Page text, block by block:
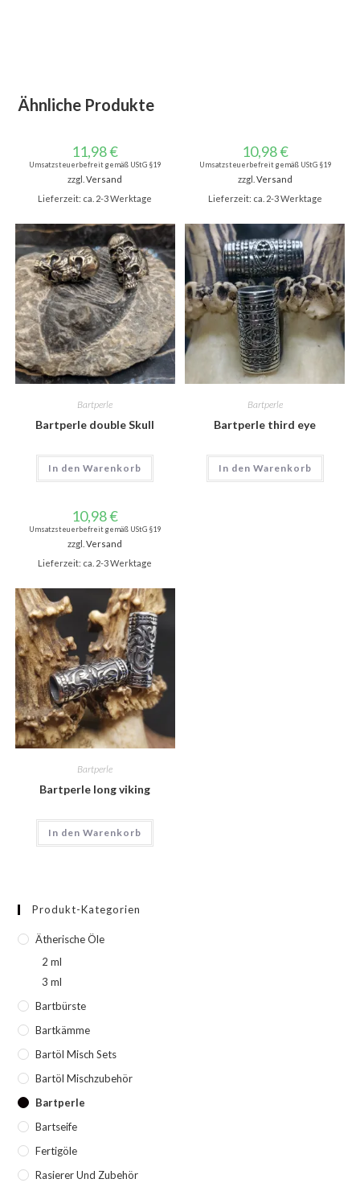
Ähnliche Produkte
11,98€
Umsatzsteuerbefreit gemäß UStG §19
zzgl.Versand
Lieferzeit: ca. 2-3 Werktage
Bartperle
Bartperle double Skull
In den Warenkorb
10,98€
Umsatzsteuerbefreit gemäß UStG §19
zzgl. Versand
Lieferzeit: ca. 2-3 Werktage
Bartperle
Bartperle third eye
In den Warenkorb
10,98€
Umsatzsteuerbefreit gemäß UStG §19
zzgl.Versand
Lieferzeit: ca. 2-3 Werktage
Bartperle
Bartperle long viking
In den Warenkorb
Produkt-Kategorien
Ätherische Öle
2 ml
3 ml
Bartbürste
Bartkämme
Bartöl Misch Sets
Bartöl Mischzubehör
Bartperle
Bartseife
Fertigöle
Rasierer Und Zubehör